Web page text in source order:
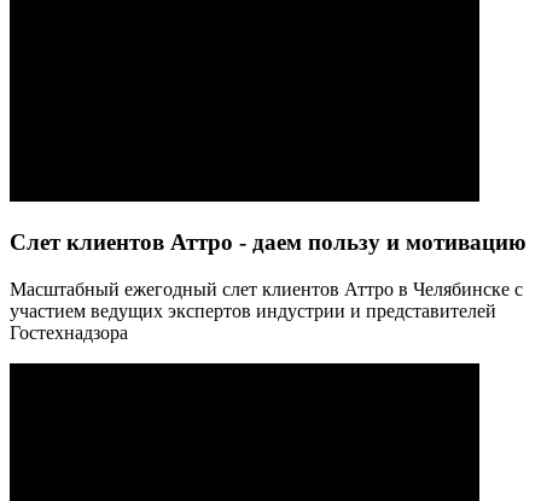
Слет клиентов Аттро - даем пользу и мотивацию
Масштабный ежегодный слет клиентов Аттро в Челябинске с
участием ведущих экспертов индустрии и представителей
Гостехнадзора